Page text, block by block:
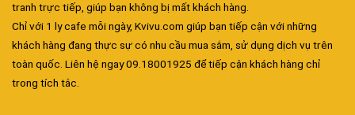
tranh trực tiếp, giúp bạn không bị mất khách hàng.
Chỉ với 1 ly cafe mỗi ngày, Kvivu.com giúp bạn tiếp cận với những
khách hàng đang thực sự có nhu cầu mua sắm, sử dụng dịch vụ trên
toàn quốc. Liên hệ ngay 09.18001925 để tiếp cận khách hàng chỉ
trong tích tắc.
Đa dạng màu sắc cửa nhôm – Tối ưu màu sắc Kiến Trúc